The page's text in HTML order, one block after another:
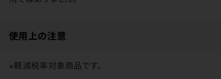
使用上の注意
※軽減税率対象商品です。